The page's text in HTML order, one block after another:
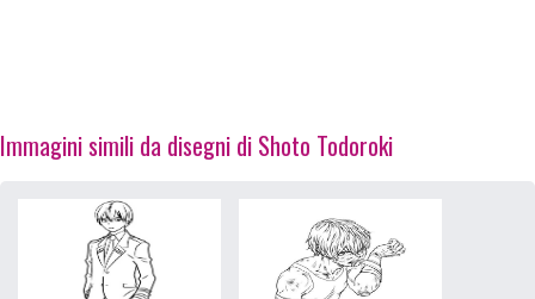
Immagini simili da disegni di Shoto Todoroki